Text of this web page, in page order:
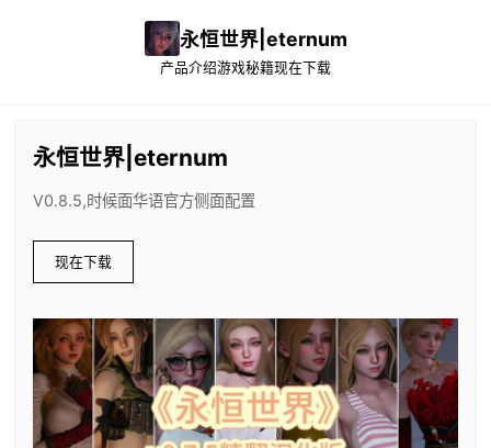
永恒世界|eternum
产品介绍游戏秘籍现在下载
永恒世界|eternum
V0.8.5,时候面华语官方侧面配置
现在下载